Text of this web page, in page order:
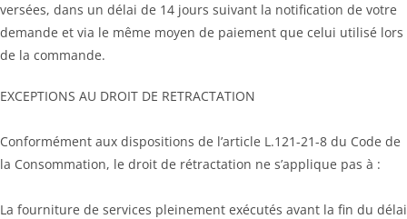
versées, dans un délai de 14 jours suivant la notification de votre
demande et via le même moyen de paiement que celui utilisé lors
de la commande.
EXCEPTIONS AU DROIT DE RETRACTATION
Conformément aux dispositions de l’article L.121-21-8 du Code de
la Consommation, le droit de rétractation ne s’applique pas à :
La fourniture de services pleinement exécutés avant la fin du délai